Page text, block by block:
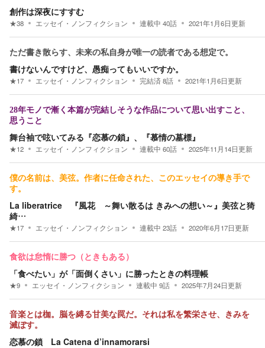
創作は深夜にすすむ
★38 エッセイ・ノンフィクション 連載中 40話 2021年1月6日更新
ただ書き散らす、未来の私自身が唯一の読者である想定で。
書けないんですけど、愚痴ってもいいですか。
★17 エッセイ・ノンフィクション 完結済8話 2021年1月6日更新
28年モノで漸く本篇が完結しそうな作品について思い出すこと、
思うこと
舞台袖で呟いてみる『恋慕の鎖』、『慕情の墓標』
★12 エッセイ・ノンフィクション 連載中 60話 2025年11月14日更新
僕の名前は、美弦。作者に任命された、このエッセイの導き手で
す。
La liberatrice 『風花 ～舞い散るは きみへの想い～』美弦と猗
綺…
★17 エッセイ・ノンフィクション 連載中 23話 2020年6月17日更新
食欲は怠惰に勝つ（ときもある）
「食べたい」が「面倒くさい」に勝ったときの料理帳
★9 エッセイ・ノンフィクション 連載中 9話 2025年7月24日更新
音楽とは枷。脳を縛る甘美な罠だ。それは私を繁栄させ、きみを
滅ぼす。
恋慕の鎖 La Catena d’innamorarsi